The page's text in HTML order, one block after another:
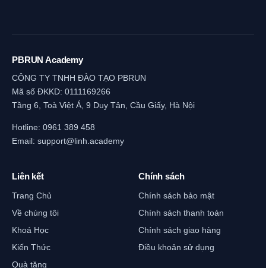
PBRUN Academy
CÔNG TY TNHH ĐÀO TẠO PBRUN
Mã số ĐKKD: 0111169266
Tầng 6, Toà Việt Á, 9 Duy Tân, Cầu Giấy, Hà Nội
Hotline: 0961 389 458
Email: support@linh.academy
Liên kết
Trang Chủ
Về chúng tôi
Khoá Học
Kiến Thức
Quà tặng
Chính sách
Chính sách bảo mật
Chính sách thanh toán
Chính sách giao hàng
Điều khoản sử dụng